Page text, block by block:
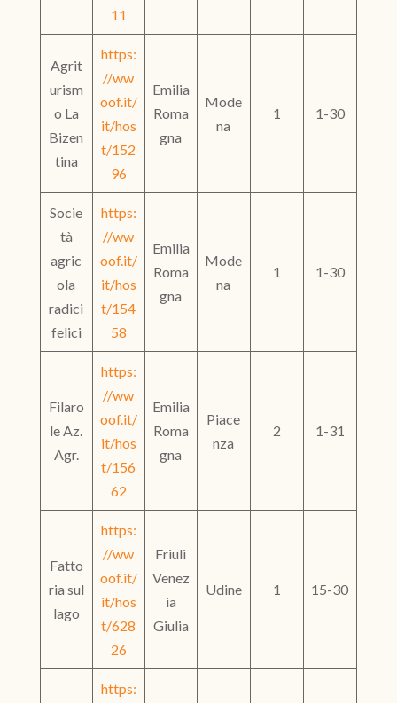
11
Agrit
urism
o La
Bizen
tina
https:
//ww
oof.it/
it/hos
t/152
96
Emilia
Roma
gna
Mode
na
1 1-30
Socie
tà
agric
ola
radici
felici
https:
//ww
oof.it/
it/hos
t/154
58
Emilia
Roma
gna
Mode
na
1 1-30
Filaro
le Az.
Agr.
https:
//ww
oof.it/
it/hos
t/156
62
Emilia
Roma
gna
Piace
nza
2 1-31
Fatto
ria sul
lago
https:
//ww
oof.it/
it/hos
t/628
26
Friuli
Venez
ia
Giulia
Udine 1 15-30
https: